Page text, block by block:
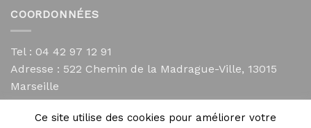
COORDONNÉES
Tel : 04 42 97 12 91
Adresse : 522 Chemin de la Madrague-Ville, 13015
Marseille
contact@mycailloux.com
Mentions légales
Ce site utilise des cookies pour améliorer votre